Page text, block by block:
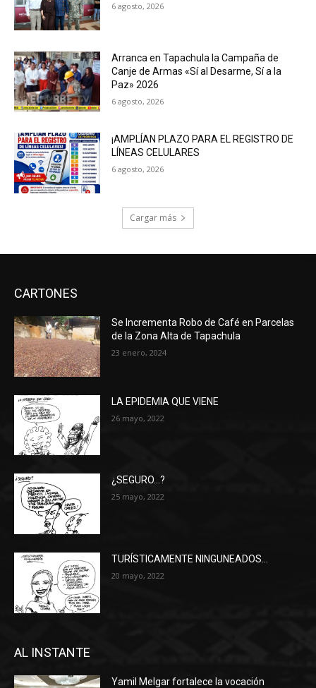
6 agosto, 2026
Arranca en Tapachula la Campaña de
Canje de Armas «Sí al Desarme, Sí a la
Paz» 2026
6 agosto, 2026
¡AMPLÍAN PLAZO PARA EL REGISTRO DE
LÍNEAS CELULARES
6 agosto, 2026
Cargar más
CARTONES
Se Incrementa Robo de Café en Parcelas
de la Zona Alta de Tapachula
23 enero, 2024
LA EPIDEMIA QUE VIENE
26 mayo, 2022
¿SEGURO…?
25 mayo, 2022
TURÍSTICAMENTE NINGUNEADOS…
20 mayo, 2022
AL INSTANTE
Yamil Melgar fortalece la vocación